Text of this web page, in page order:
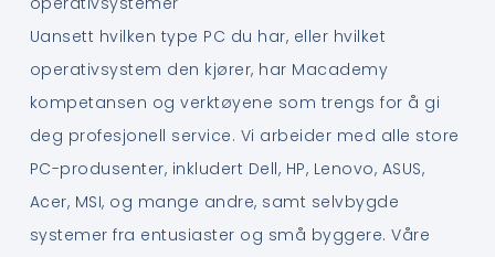
Uansett hvilken type PC du har, eller hvilket
operativsystem den kjører, har Macademy
kompetansen og verktøyene som trengs for å gi
deg profesjonell service. Vi arbeider med alle store
PC-produsenter, inkludert Dell, HP, Lenovo, ASUS,
Acer, MSI, og mange andre, samt selvbygde
systemer fra entusiaster og små byggere. Våre